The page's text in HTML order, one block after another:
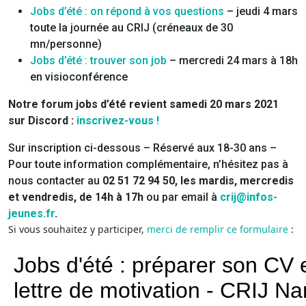
Jobs d’été : on répond à vos questions – jeudi 4 mars
toute la journée au CRIJ (créneaux de 30
mn/personne)
Jobs d’été : trouver son job – mercredi 24 mars à 18h
en visioconférence
Notre forum jobs d’été revient samedi 20 mars 2021
sur Discord : inscrivez-vous !
Sur inscription ci-dessous – Réservé aux 18-30 ans –
Pour toute information complémentaire, n’hésitez pas à
nous contacter au 02 51 72 94 50, les mardis, mercredis
et vendredis, de 14h à 17h ou par email à crij@infos-
jeunes.fr.
Si vous souhaitez y participer, merci de remplir ce formulaire :